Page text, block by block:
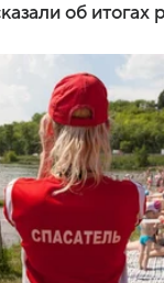
об итогах